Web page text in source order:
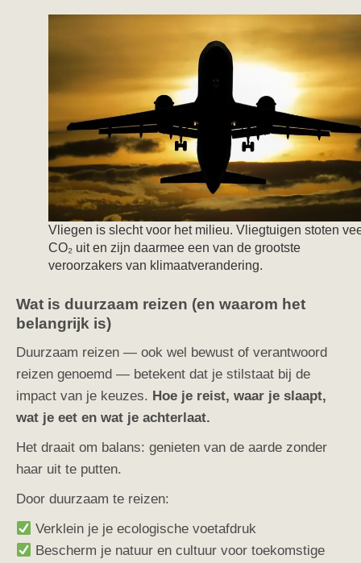
Vliegen is slecht voor het milieu. Vliegtuigen stoten
CO₂ uit en zijn daarmee een van de grootste
veroorzakers van klimaatverandering.
Wat is duurzaam reizen (en waarom het
belangrijk is)
Duurzaam reizen — ook wel bewust of verantwoord
reizen genoemd — betekent dat je stilstaat bij de
impact van je keuzes. Hoe je reist, waar je slaapt,
wat je eet en wat je achterlaat.
Het draait om balans: genieten van de aarde zonder
haar uit te putten.
Door duurzaam te reizen:
Verklein je je ecologische voetafdruk
Bescherm je natuur en cultuur voor toekomstige